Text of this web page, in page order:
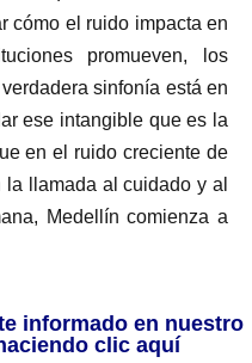
cómo el ruido impacta en
promueven, los
sinfonía está en
ese intangible que es la
en el ruido creciente de
llamada al cuidado y al
Medellín comienza a
informado en nuestro
clic aquí